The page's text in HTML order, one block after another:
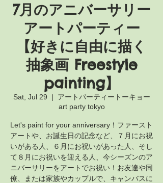
7月のアニバーサリー
アートパーティー
【好きに自由に描く
抽象画 Freestyle
painting】
Sat, Jul 29
  |
アートパーティートーキョー
art party tokyo
Let's paint for your anniversary！ファースト
アートや、お誕生日の記念など、７月にお祝
いがある人、６月にお祝いがあった人、そし
て８月にお祝いを迎える人、今シーズンのア
ニバーサリーをアートでお祝い！お友達や同
僚、または家族やカップルで、キャンバスに